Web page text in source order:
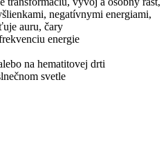
negatívnymi energiami,
auru, čary
energie
na hematitovej drti
svetle